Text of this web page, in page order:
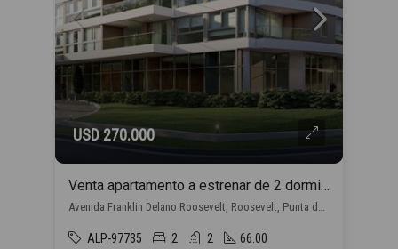
USD 270.000
Venta apartamento a estrenar de 2 dormitorios, en Punta del Este con financiación propia
Avenida Franklin Delano Roosevelt, Roosevelt, Punta del Este
ALP-97735 2 2 66.00